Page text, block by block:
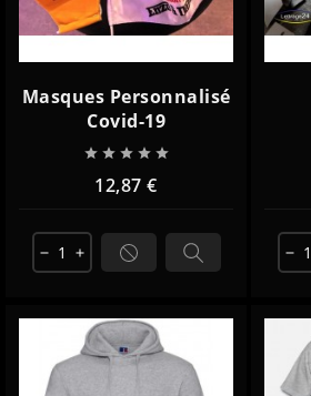
Masques Personnalisé
Covid-19
    
12,87 €
remove add remove